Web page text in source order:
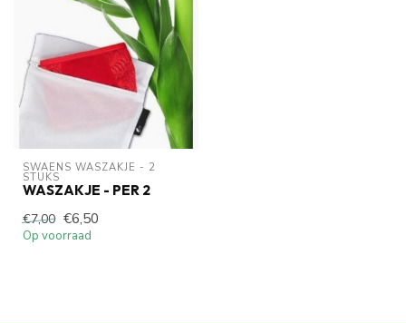
SWAENS WASZAKJE - 2
STUKS
WASZAKJE - PER 2
€7,00 €6,50
Op voorraad